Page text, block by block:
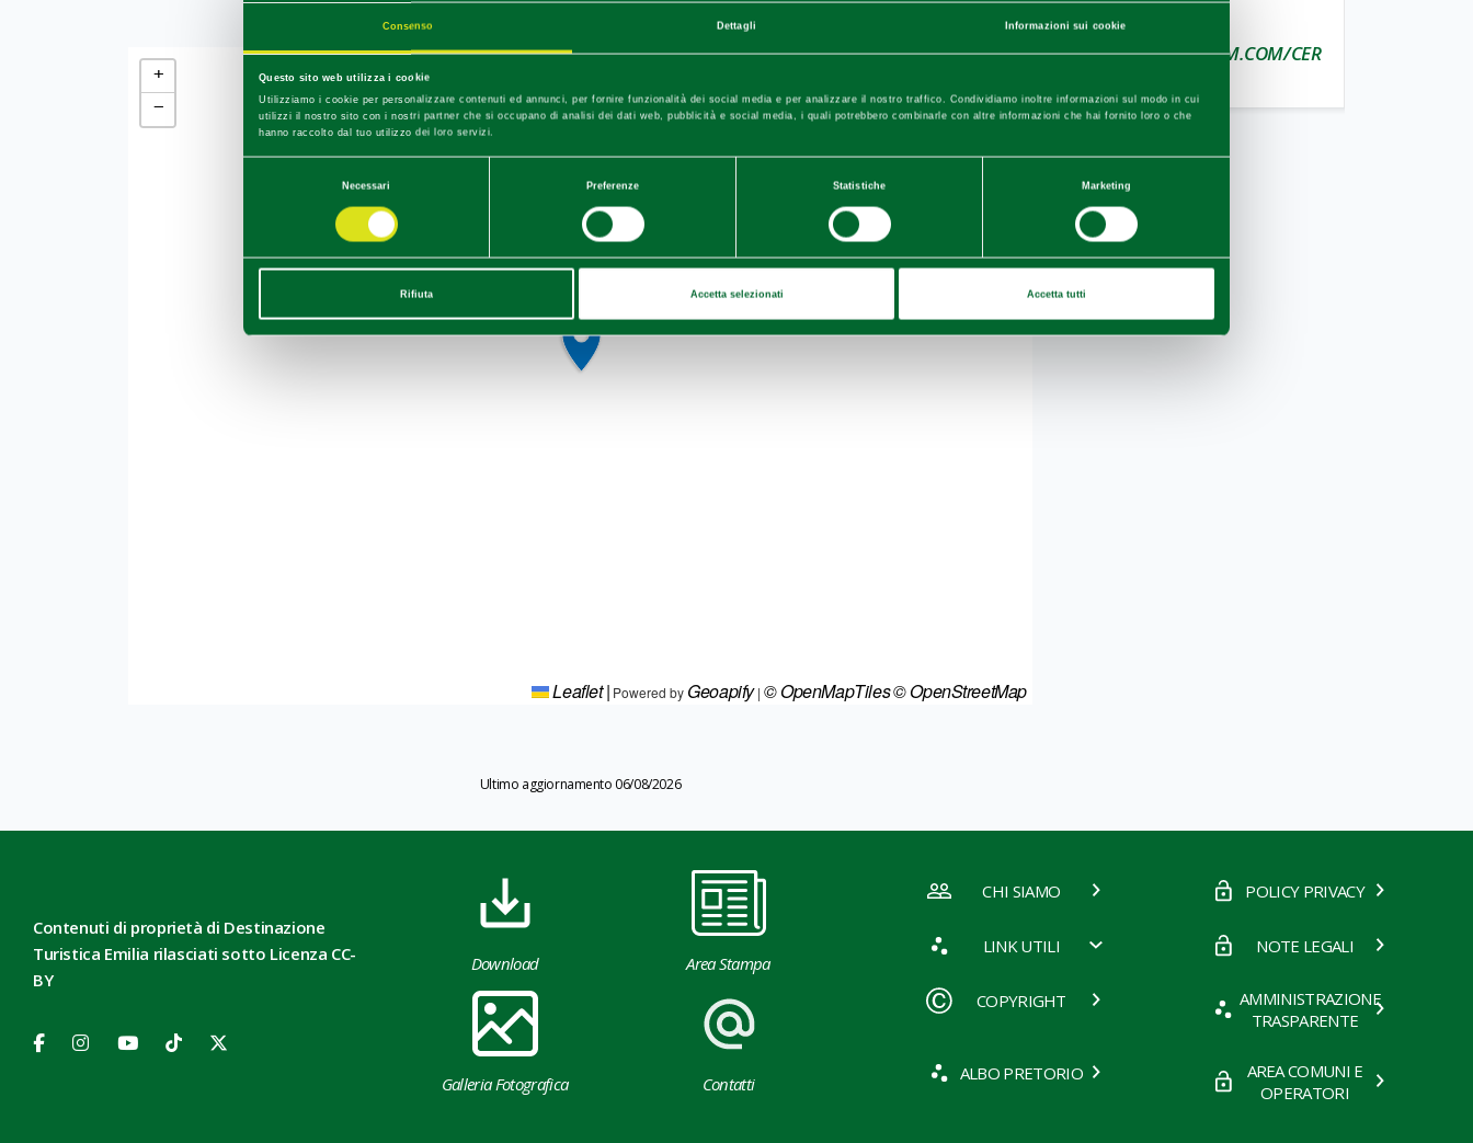
Consenso Dettagli Informazioni sui cookie
Questo sito web utilizza i cookie
Utilizziamo i cookie per personalizzare contenuti ed annunci, per fornire funzionalità dei social media e per analizzare il nostro traffico. Condividiamo inoltre informazioni sul modo in cui
utilizzi il nostro sito con i nostri partner che si occupano di analisi dei dati web, pubblicità e social media, i quali potrebbero combinarle con altre informazioni che hai fornito loro o che
hanno raccolto dal tuo utilizzo dei loro servizi.
Necessari Preferenze Statistiche Marketing
Rifiuta Accetta selezionati Accetta tutti
INSTAGRAM
WWW.INSTAGRAM.COM/CER
+
−
Leaflet| Powered by Geoapify| © OpenMapTiles© OpenStreetMap
Ultimo aggiornamento 06/08/2026
Contenuti di proprietà di Destinazione
Turistica Emilia rilasciati sotto Licenza CC-
BY
Download Area Stampa
Galleria Fotografica Contatti
CHI SIAMO POLICY PRIVACY
LINK UTILI NOTE LEGALI
COPYRIGHT
AMMINISTRAZIONE
TRASPARENTE
ALBO PRETORIO
AREA COMUNI E
OPERATORI